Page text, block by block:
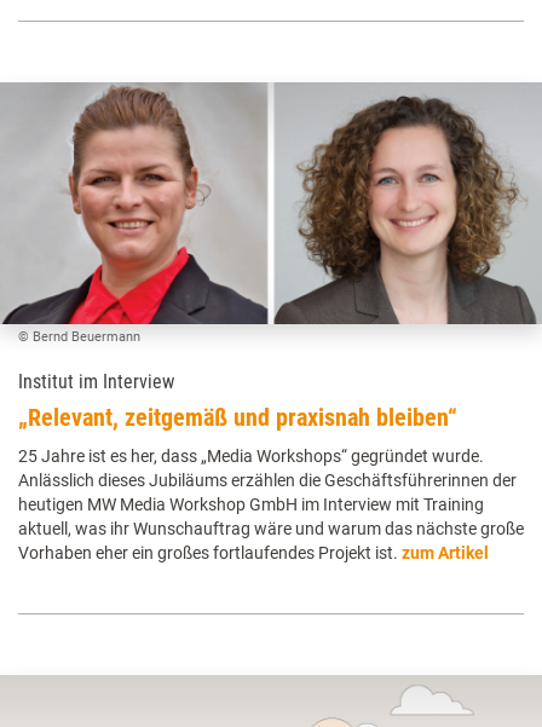
© Bernd Beuermann
Institut im Interview
„Relevant, zeitgemäß und praxisnah bleiben“
25 Jahre ist es her, dass „Media Workshops“ gegründet wurde.
Anlässlich dieses Jubiläums erzählen die Geschäftsführerinnen der
heutigen MW Media Workshop GmbH im Interview mit Training
aktuell, was ihr Wunschauftrag wäre und warum das nächste große
Vorhaben eher ein großes fortlaufendes Projekt ist. zum Artikel